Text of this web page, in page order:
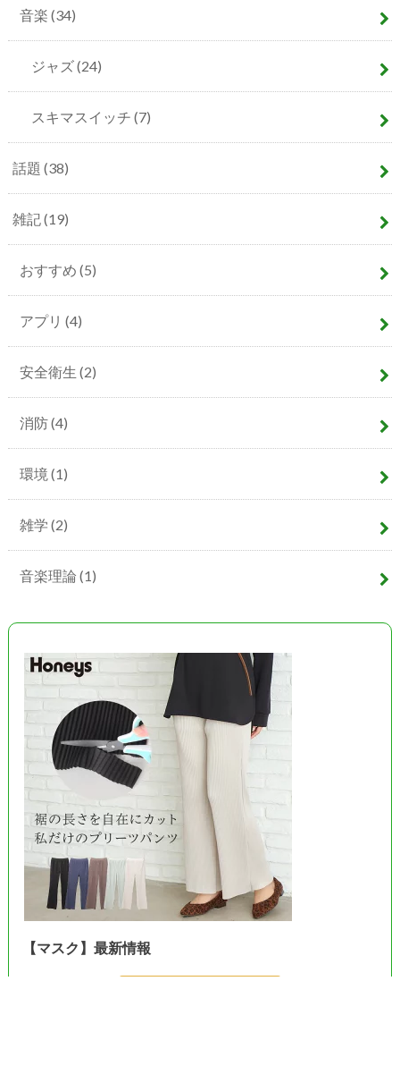
音楽 (34)
ジャズ(24)
スキマスイッチ (7)
話題 (38)
雑記(19)
おすすめ (5)
アプリ (4)
安全衛生 (2)
消防(4)
環境 (1)
雑学 (2)
音楽理論 (1)
【マスク】最新情報